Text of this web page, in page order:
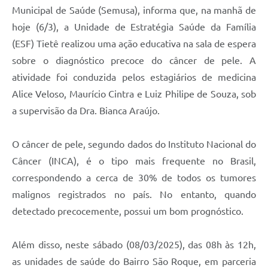
Municipal de Saúde (Semusa), informa que, na manhã de
hoje (6/3), a Unidade de Estratégia Saúde da Família
(ESF) Tietê realizou uma ação educativa na sala de espera
sobre o diagnóstico precoce do câncer de pele. A
atividade foi conduzida pelos estagiários de medicina
Alice Veloso, Maurício Cintra e Luiz Philipe de Souza, sob
a supervisão da Dra. Bianca Araújo.
O câncer de pele, segundo dados do Instituto Nacional do
Câncer (INCA), é o tipo mais frequente no Brasil,
correspondendo a cerca de 30% de todos os tumores
malignos registrados no país. No entanto, quando
detectado precocemente, possui um bom prognóstico.
Além disso, neste sábado (08/03/2025), das 08h às 12h,
as unidades de saúde do Bairro São Roque, em parceria